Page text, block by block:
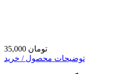
35,000 تومان
توضیحات محصول / خرید